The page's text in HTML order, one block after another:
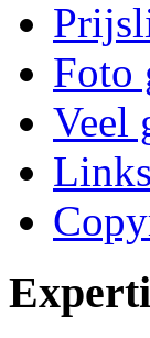
Foto
Veel
Links